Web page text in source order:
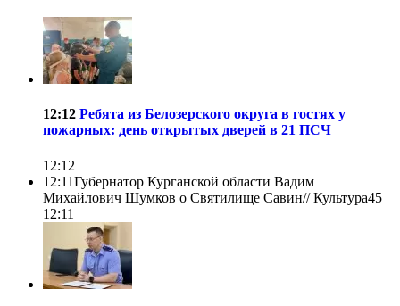
12:12 Ребята из Белозерского округа в гостях у
пожарных: день открытых дверей в 21 ПСЧ
12:12
12:11Губернатор Курганской области Вадим
Михайлович Шумков о Святилище Савин//Культура45
12:11